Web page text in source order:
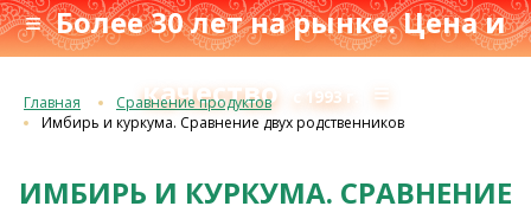
≡ Более 30 лет на рынке. Цена и
качество
с 1993 г. ≡
Главная
Сравнение продуктов
Имбирь и куркума. Сравнение двух родственников
ИМБИРЬ И КУРКУМА. СРАВНЕНИЕ